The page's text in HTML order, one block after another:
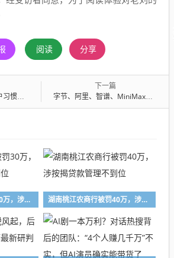
阅读 分享
岭时刻
下一篇
字节、阿里、智谱、MiniMax集体卡位“春节档”，都在赌一场开年爆款
农行尉犁县支行被罚30万，涉信贷业务管理不到位 湖南桃江农商行被罚40万，涉按揭贷款管理不到位